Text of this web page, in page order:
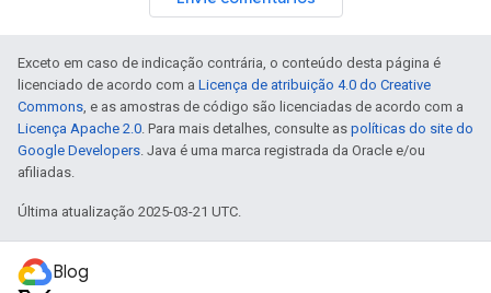
Exceto em caso de indicação contrária, o conteúdo desta página é
licenciado de acordo com a Licença de atribuição 4.0 do Creative
Commons, e as amostras de código são licenciadas de acordo com a
Licença Apache 2.0. Para mais detalhes, consulte as políticas do site do
Google Developers. Java é uma marca registrada da Oracle e/ou
afiliadas.
Última atualização 2025-03-21 UTC.
Blog